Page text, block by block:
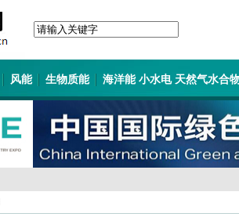
风能 生物质能 海洋能 小水电 天然气水合